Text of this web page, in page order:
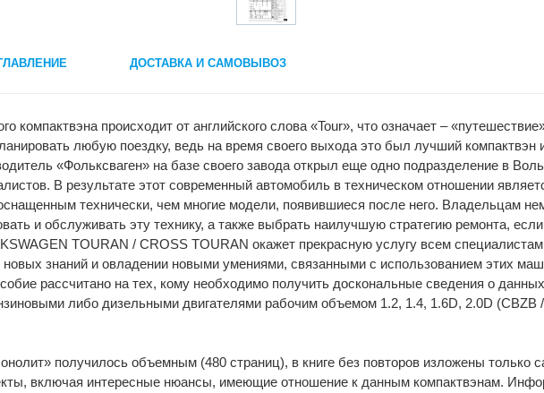
ДОСТАВКА И САМОВЫВОЗ
компактвэна происходит от английского слова «Tour», что означает –
любую поездку, ведь на время своего выхода это был лучший компактвэн
«Фольксваген» на базе своего завода открыл еще одно подразделение в
В результате этот современный автомобиль в техническом отношении
технически, чем многие модели, появившиеся после него. Владельцам
и обслуживать эту технику, а также выбрать наилучшую стратегию ремонта,
TOURAN / CROSS TOURAN окажет прекрасную услугу всем
новых знаний и овладении новыми умениями, связанными с использованием этих
рассчитано на тех, кому необходимо получить доскональные сведения о
либо дизельными двигателями рабочим объемом 1.2, 1.4, 1.6D, 2.0D (CBZB
получилось объемным (480 страниц), в книге без повторов изложены только
включая интересные нюансы, имеющие отношение к данным компактвэнам.